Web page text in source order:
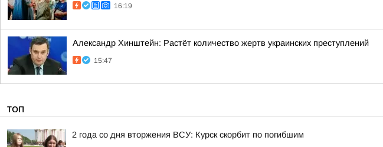
16:19
Александр Хинштейн: Растёт количество жертв украинских преступлений
15:47
ТОП
2 года со дня вторжения ВСУ: Курск скорбит по погибшим